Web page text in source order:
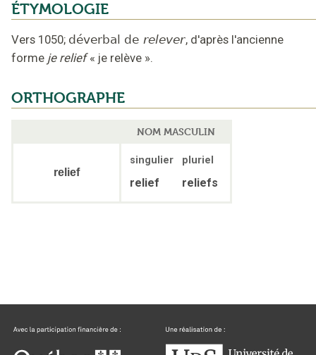
ÉTYMOLOGIE
Vers 1050; déverbal de relever, d'après l'ancienne
forme je relief « je relève ».
ORTHOGRAPHE
NOM MASCULIN
relief
singulier pluriel
relief reliefs